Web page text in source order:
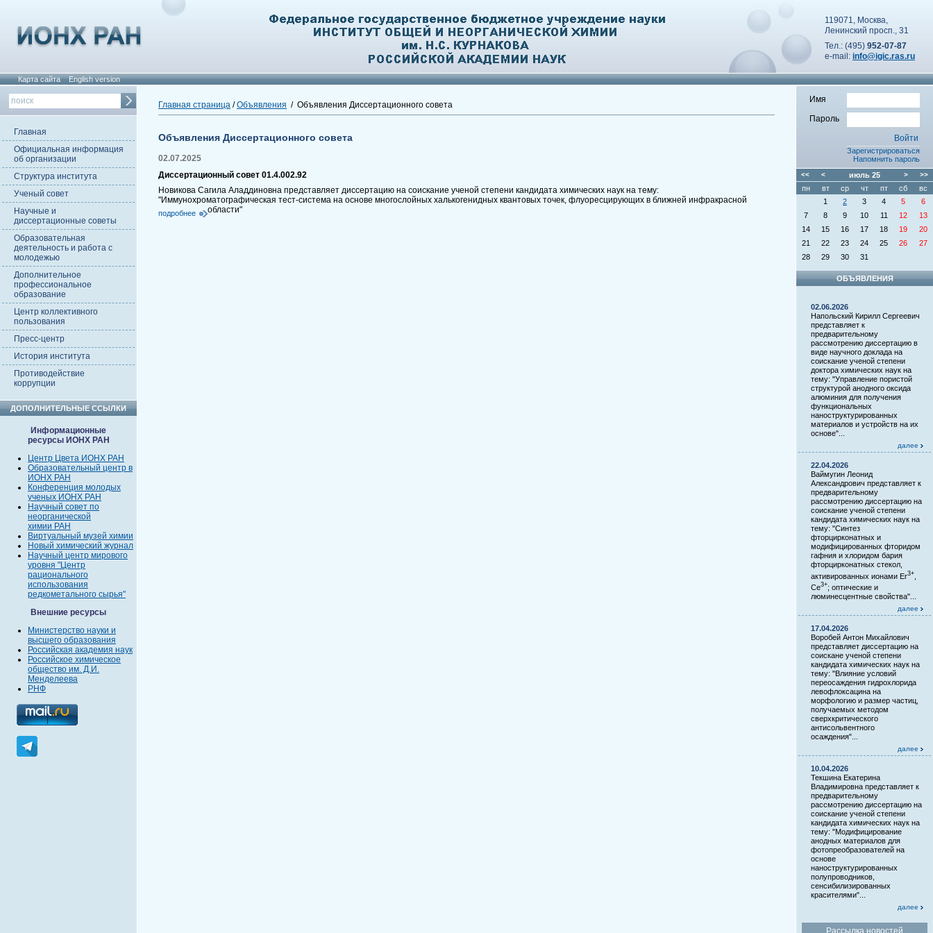
119071, Москва,
Ленинский просп., 31
Тел.: (495) 952-07-87
e-mail: info@igic.ras.ru
Карта сайта English version
Главная
Официальная информация
об организации
Структура института
Ученый совет
Научные и
диссертационные советы
Образовательная
деятельность и работа с
молодежью
Дополнительное
профессиональное
образование
Центр коллективного
пользования
Пресс-центр
История института
Противодействие
коррупции
ДОПОЛНИТЕЛЬНЫЕ ССЫЛКИ
Информационные
ресурсы ИОНХ РАН
Центр Цвета ИОНХ РАН
Образовательный центр в
ИОНХ РАН
Конференция молодых
ученых ИОНХ РАН
Научный совет по
неорганической
химии РАН
Виртуальный музей химии
Новый химический журнал
Научный центр мирового
уровня "Центр
рационального
использования
редкометального сырья"
Внешние ресурсы
Министерство науки и
высшего образования
Российская академия наук
Российское химическое
общество им. Д.И.
Менделеева
РНФ
Главная страница /Объявления / Объявления Диссертационного совета
Объявления Диссертационного совета
02.07.2025
Диссертационный совет 01.4.002.92
Новикова Сагила Аладдиновна представляет диссертацию на соискание ученой степени кандидата химических наук на тему:
"Иммунохроматографическая тест-система на основе многослойных халькогенидных квантовых точек, флуоресцирующих в ближней инфракрасной
области"
подробнее
Имя
Пароль
Зарегистрироваться
Напомнить пароль
<< < июль 25 > >>
пн вт ср чт пт сб
вс
1
2 3 4 5
6
7
8 9 10 11 12
13
14
15 16 17 18 19
20
21
22 23 24 25 26
27
28
29 30 31
ОБЪЯВЛЕНИЯ
02.06.2026
Напольский Кирилл Сергеевич
представляет к
предварительному
рассмотрению диссертацию в
виде научного доклада на
соискание ученой степени
доктора химических наук на
тему: "Управление пористой
структурой анодного оксида
алюминия для получения
функциональных
наноструктурированных
материалов и устройств на их
основе"...
далее
22.04.2026
Ваймугин Леонид
Александрович представляет к
предварительному
рассмотрению диссертацию на
соискание ученой степени
кандидата химических наук на
тему: "Синтез
фторцирконатных и
модифицированных фторидом
гафния и хлоридом бария
фторцирконатных стекол,
активированных ионами Er3+
Ce3+; оптические и
люминесцентные свойства"...
далее
17.04.2026
Воробей Антон Михайлович
представляет диссертацию на
соискане ученой степени
кандидата химических наук на
тему: "Влияние условий
переосаждения гидрохлорида
левофлоксацина на
морфологию и размер частиц,
получаемых методом
сверхкритического
антисольвентного
осаждения"...
далее
10.04.2026
Текшина Екатерина
Владимировна представляет к
предварительному
рассмотрению диссертацию на
соискание ученой степени
кандидата химических наук на
тему: "Модифицирование
анодных материалов для
фотопреобразователей на
основе
наноструктурированных
полупроводников,
сенсибилизированных
красителями"...
далее